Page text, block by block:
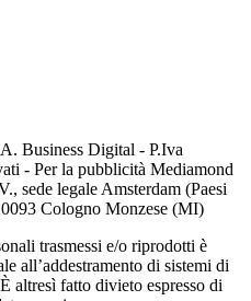
Business Digital - P.Iva
- Per la pubblicità Mediamond
sede legale Amsterdam (Paesi
Cologno Monzese (MI)
trasmessi e/o riprodotti è
all’addestramento di sistemi di
altresì fatto divieto espresso di